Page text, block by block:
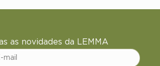
as novidades da LEMMA